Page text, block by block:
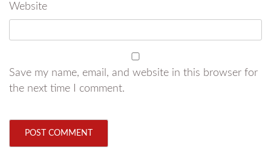
Website
Save my name, email, and website in this browser for
the next time I comment.